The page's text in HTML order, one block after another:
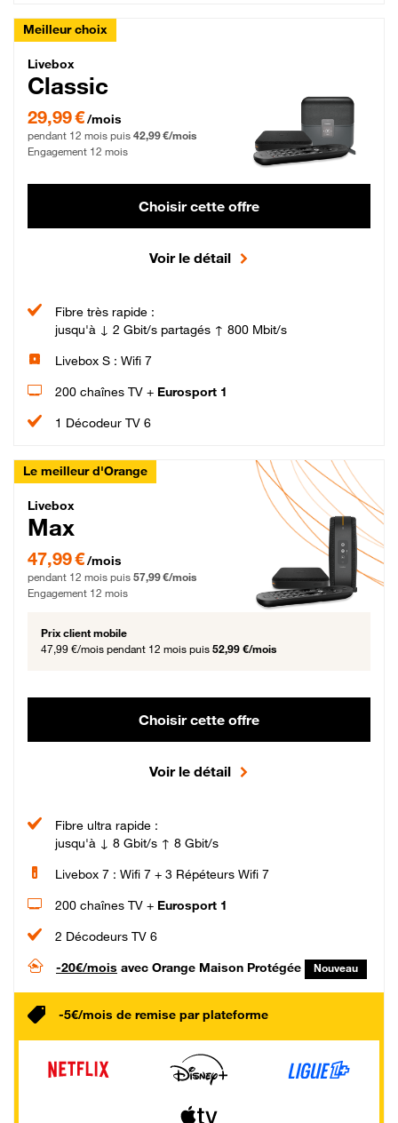
Meilleur choix
Livebox Classic Fibre
Livebox
Classic
29,99 € par mois pendant 12 mois puis 42,99 € par mois, Engagement 12 mois
29,99 €/mois
pendant 12 mois puis 42,99 €/mois
Engagement 12 mois
Choisir cette offre
Voir le détail
Fibre très rapide :
jusqu'à ↓ 2 Gbit/s partagés ↑ 800 Mbit/s
Livebox S : Wifi 7
200 chaînes TV + Eurosport 1
1 Décodeur TV 6
Le meilleur d'Orange
Livebox Max Fibre
Livebox
Max
47,99 € par mois pendant 12 mois puis 57,99 € par mois, Engagement 12 mois
47,99 €/mois
pendant 12 mois puis 57,99 €/mois
Engagement 12 mois
Prix client mobile
47,99 €/mois pendant 12 mois puis 52,99 €/mois
Choisir cette offre
Voir le détail
Fibre ultra rapide :
jusqu'à ↓ 8 Gbit/s ↑ 8 Gbit/s
Livebox 7 : Wifi 7 + 3 Répéteurs Wifi 7
200 chaînes TV + Eurosport 1
2 Décodeurs TV 6
-20€/mois avec Orange Maison Protégée Nouveau
-5€/mois de remise par plateforme